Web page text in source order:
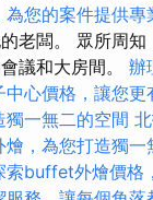
您的案件提供專
老闆。 眾所周
議和大房間。 辦
中心價格，讓您更
一無二的空間
燴，為您打造獨
索buffet外燴價格